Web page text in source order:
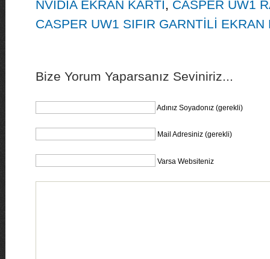
NVİDİA EKRAN KARTI, CASPER UW1
CASPER UW1 SIFIR GARNTİLİ EKRAN
Bize Yorum Yaparsanız Seviniriz...
Adınız Soyadonız (gerekli)
Mail Adresiniz (gerekli)
Varsa Websiteniz